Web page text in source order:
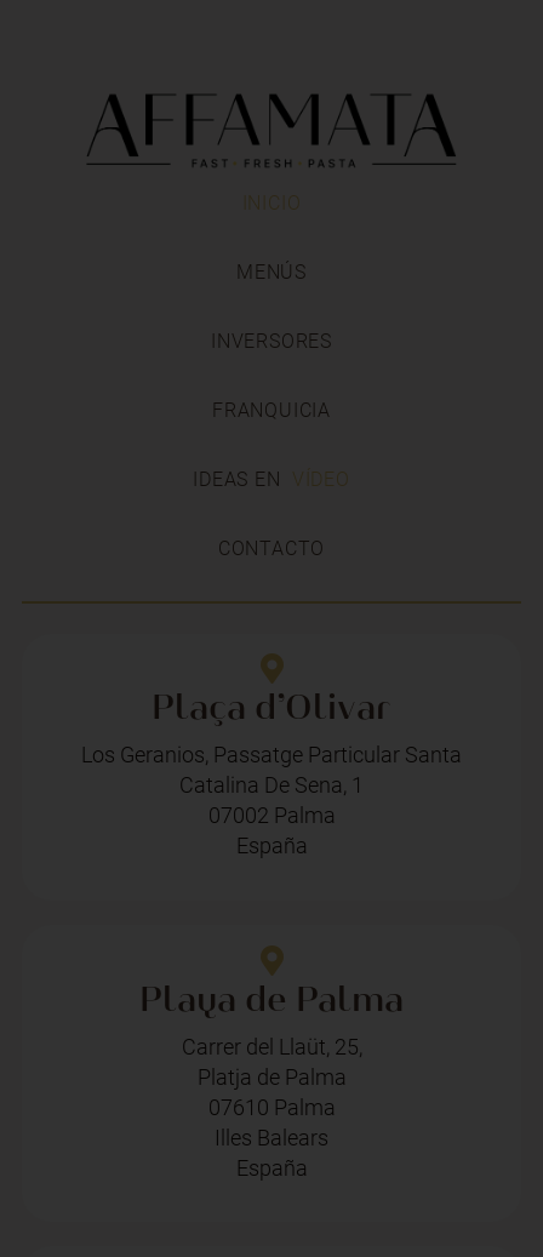
INICIO
MENÚS
INVERSORES
FRANQUICIA
IDEAS EN VÍDEO
CONTACTO
Plaça d’Olivar
Los Geranios, Passatge Particular Santa
Catalina De Sena, 1
07002 Palma
España
Playa de Palma
Carrer del Llaüt, 25,
Platja de Palma
07610 Palma
Illes Balears
España